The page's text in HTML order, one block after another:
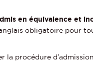
en équivalence et
obligatoire pour
procédure